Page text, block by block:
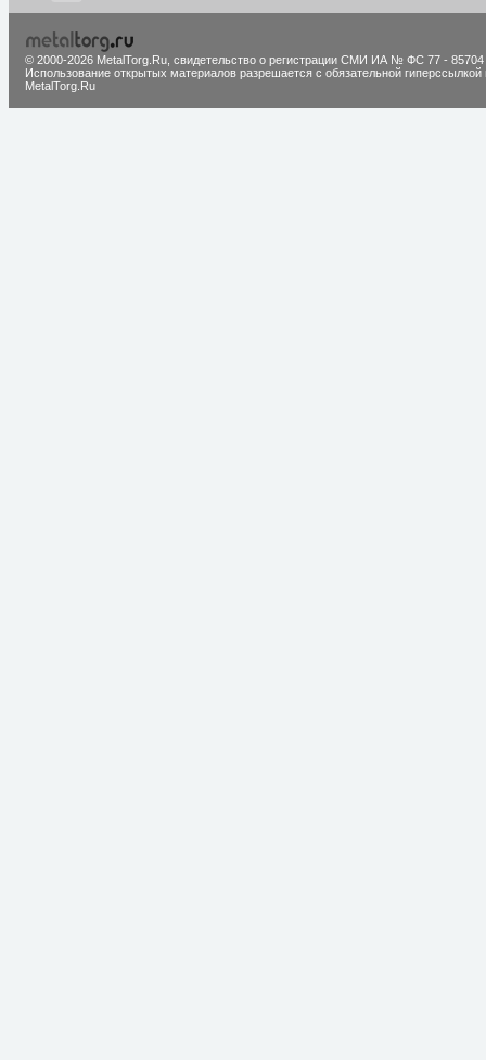
© 2000-2026 MetalTorg.Ru, cвидетельство о регистрации СМИ ИА № ФС 77 - 85704
Использование открытых материалов разрешается с обязательной гиперссылкой
MetalTorg.Ru